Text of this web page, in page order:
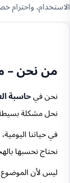
الاستخدام، واحترام
من نحن –
نحن فيحاسبة
نحل مشكلة بسيطة
في حياتنا
نحتاج نحسبها
ليس لأن الموضوع